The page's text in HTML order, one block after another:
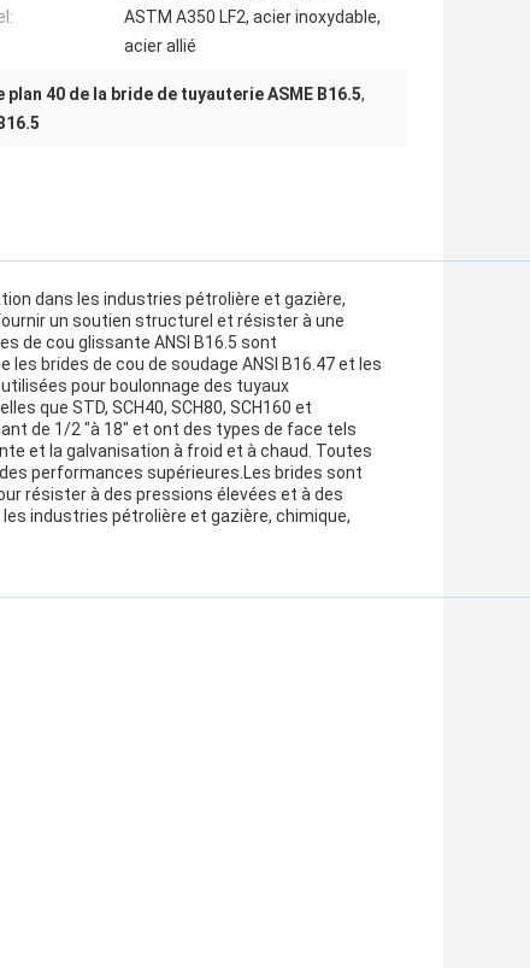
ASTM A350 LF2, acier inoxydable,
acier allié
plan 40 de la bride de tuyauterie ASME B16.5,
dans les industries pétrolière et gazière,
un soutien structurel et résister à une
de cou glissante ANSI B16.5 sont
brides de cou de soudage ANSI B16.47 et les
pour boulonnage des tuyaux
que STD, SCH40, SCH80, SCH160 et
de 1/2 "à 18" et ont des types de face tels
et la galvanisation à froid et à chaud. Toutes
performances supérieures.Les brides sont
résister à des pressions élevées et à des
industries pétrolière et gazière, chimique,